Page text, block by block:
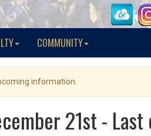
COMMUNITY
information.
21st -